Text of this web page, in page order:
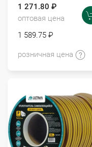
1 271.80 ₽
оптовая цена
1 589.75 ₽
розничная цена